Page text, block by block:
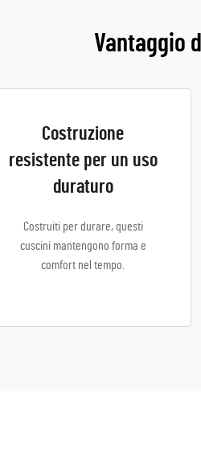
Vantaggio
Costruzione
resistente per un uso
duraturo
Costruiti per durare, questi
cuscini mantengono forma e
comfort nel tempo.